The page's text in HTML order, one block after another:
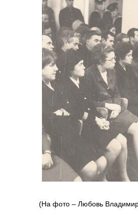
(На фото – Любовь